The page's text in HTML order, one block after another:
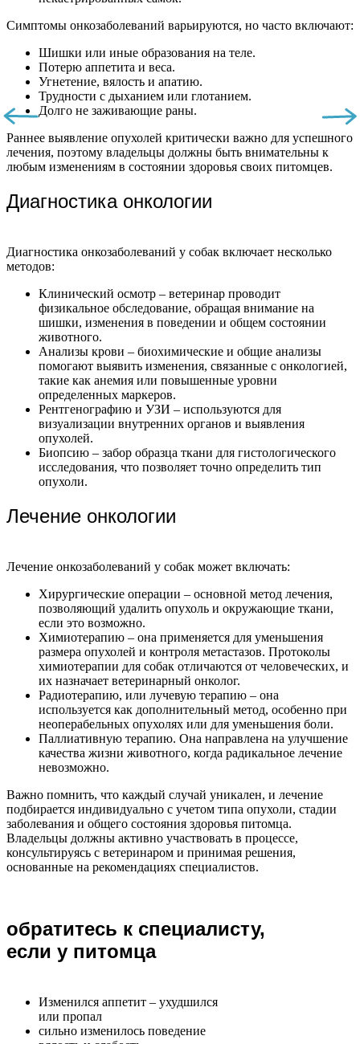
Симптомы онкозаболеваний варьируются, но часто включают:
Шишки или иные образования на теле.
Потерю аппетита и веса.
Угнетение, вялость и апатию.
Трудности с дыханием или глотанием.
Долго не заживающие раны.
Раннее выявление опухолей критически важно для успешного
лечения, поэтому владельцы должны быть внимательны к
любым изменениям в состоянии здоровья своих питомцев.
Диагностика онкологии
Диагностика онкозаболеваний у собак включает несколько
методов:
Клинический осмотр – ветеринар проводит
физикальное обследование, обращая внимание на
шишки, изменения в поведении и общем состоянии
животного.
Анализы крови – биохимические и общие анализы
помогают выявить изменения, связанные с онкологией,
такие как анемия или повышенные уровни
определенных маркеров.
Рентгенографию и УЗИ – используются для
визуализации внутренних органов и выявления
опухолей.
Биопсию – забор образца ткани для гистологического
исследования, что позволяет точно определить тип
опухоли.
Лечение онкологии
Лечение онкозаболеваний у собак может включать:
Хирургические операции – основной метод лечения,
позволяющий удалить опухоль и окружающие ткани,
если это возможно.
Химиотерапию – она применяется для уменьшения
размера опухолей и контроля метастазов. Протоколы
химиотерапии для собак отличаются от человеческих, и
их назначает ветеринарный онколог.
Радиотерапию, или лучевую терапию – она
используется как дополнительный метод, особенно при
неоперабельных опухолях или для уменьшения боли.
Паллиативную терапию. Она направлена на улучшение
качества жизни животного, когда радикальное лечение
невозможно.
Важно помнить, что каждый случай уникален, и лечение
подбирается индивидуально с учетом типа опухоли, стадии
заболевания и общего состояния здоровья питомца.
Владельцы должны активно участвовать в процессе,
консультируясь с ветеринаром и принимая решения,
основанные на рекомендациях специалистов.
обратитесь к специалисту,
если у питомца
Изменился аппетит – ухудшился
или пропал
сильно изменилось поведение